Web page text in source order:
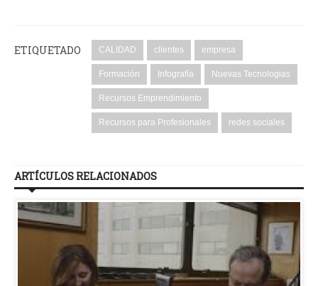
ETIQUETADO CALIDAD clientes empresa
Formación Infografía Nuevas Tecnologias
Recursos Emprendimiento
Recursos para Profesionales redes sociales
ARTÍCULOS RELACIONADOS